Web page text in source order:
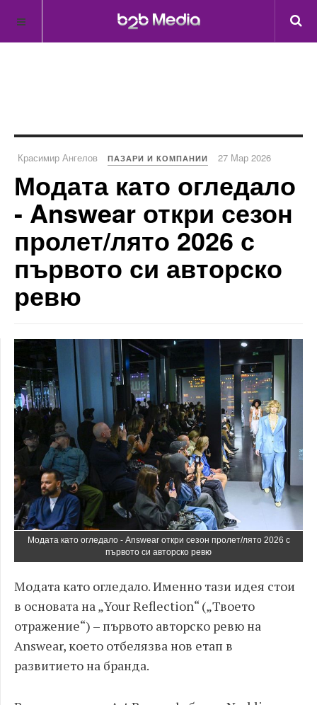
Красимир Ангелов ПАЗАРИ И КОМПАНИИ 27 Мар 2026
Модата като огледало
- Answear откри сезон
пролет/лято 2026 с
първото си авторско
ревю
Модата като огледало - Answear откри сезон пролет/лято 2026 с
първото си авторско ревю
Модата като огледало. Именно тази идея стои
в основата на „Your Reflection“ („Твоето
отражение“) – първото авторско ревю на
Answear, което отбелязва нов етап в
развитието на бранда.